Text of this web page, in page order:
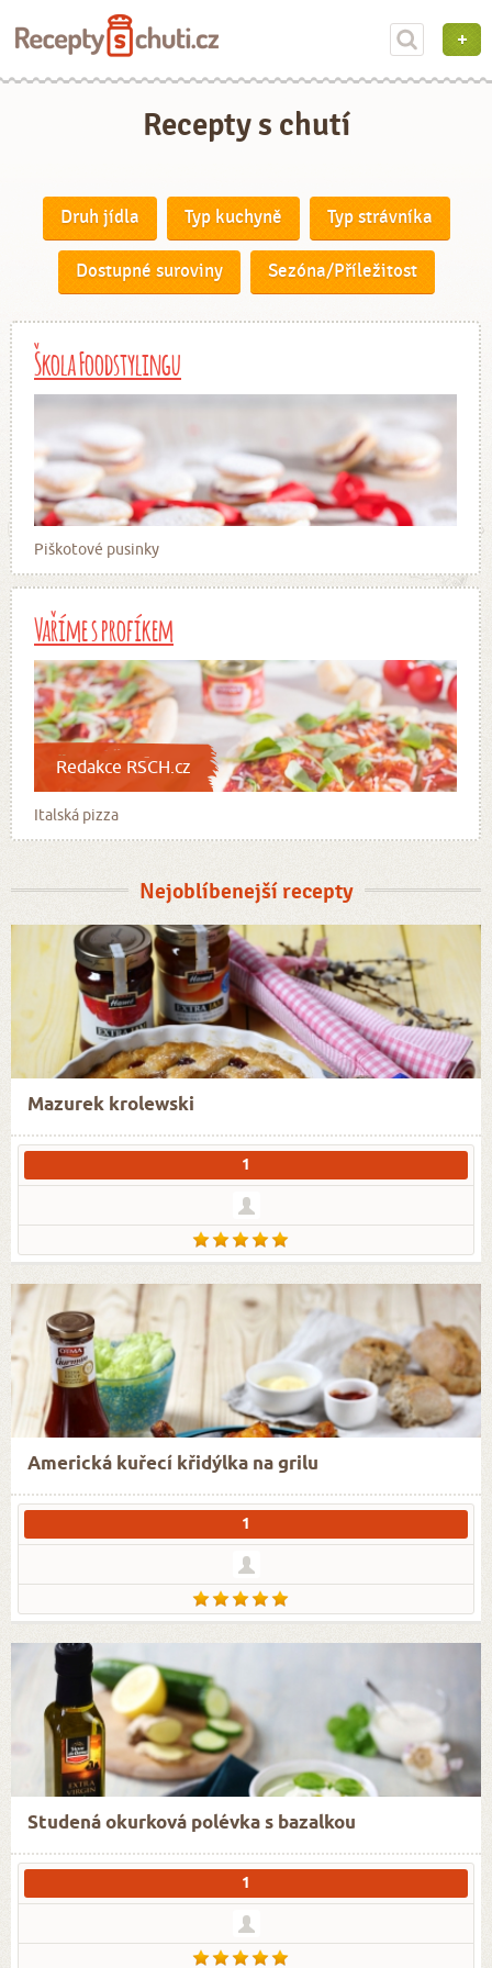
Recepty s chutí
Druh jídla Typ kuchyně Typ strávníka
Dostupné suroviny Sezóna/Příležitost
Škola Foodstylingu
Piškotové pusinky
Vaříme s profíkem
Redakce RSCH.cz
Italská pizza
Nejoblíbenejší recepty
Mazurek krolewski
1
Americká kuřecí křidýlka na grilu
1
Studená okurková polévka s bazalkou
1